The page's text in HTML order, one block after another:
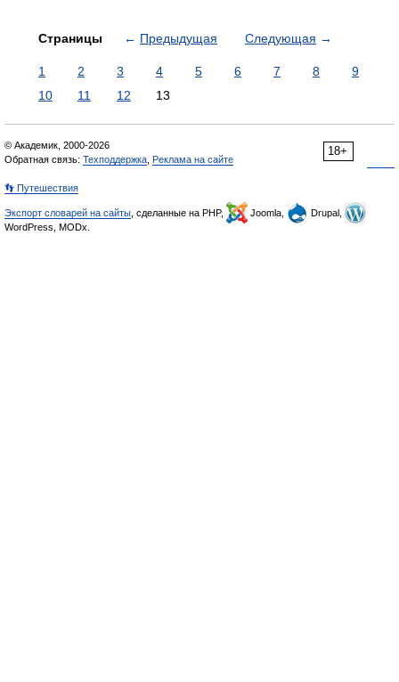
Страницы ← Предыдущая Следующая →
1 2 3 4 5 6 7 8
9
10
11 12 13
18+
© Академик, 2000-2026
Обратная связь: Техподдержка Реклама на сайте
👣 Путешествия
Экспорт словарей на сайты , сделанные на PHP, Joomla,
Drupal,
WordPress, MODx.